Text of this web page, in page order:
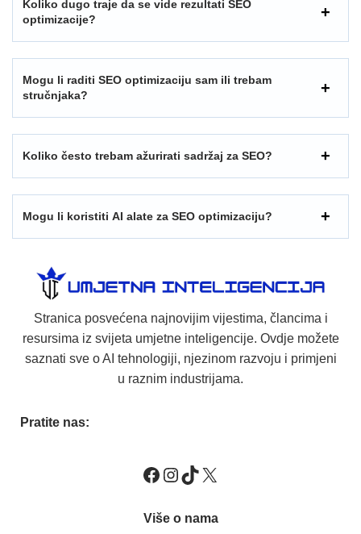
Koliko dugo traje da se vide rezultati SEO
optimizacije?
Mogu li raditi SEO optimizaciju sam ili trebam
stručnjaka?
Koliko često trebam ažurirati sadržaj za SEO?
Mogu li koristiti AI alate za SEO optimizaciju?
Stranica posvećena najnovijim vijestima, člancima i
resursima iz svijeta umjetne inteligencije. Ovdje možete
saznati sve o AI tehnologiji, njezinom razvoju i primjeni
u raznim industrijama.
Pratite nas:
Više o nama